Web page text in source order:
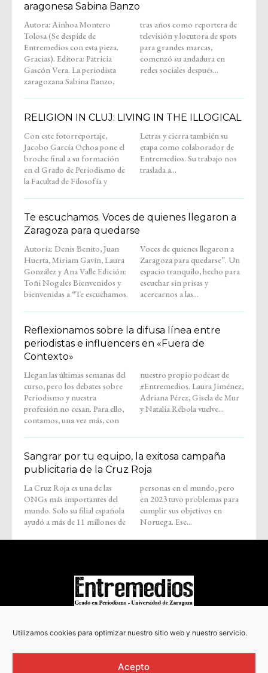
Utilizamos cookies para optimizar nuestro sitio web y nuestro servicio.
Acepto
aragonesa Sabina Banzo
Autora: Ainhoa Montero
Tolosa (Se despide de
Entremedios con esta pieza.
Gracias). Editora: Patricia
Gascón Vera. La periodista
zaragozana Sabina Banzo,
tras años como reportera de
televisión y locutora de spots
para grandes marcas,
comenzó su andadura en
redes sociales después...
RELIGION IN CLUJ: LIVING IN THE ILLOGICAL
Con este fotorreportaje,
Jacobo García Ochoa pone el
broche final a su formación
en el Grado de Periodismo de
la Facultad de Filosofía y
Letras y cierra también su
etapa como colaborador de
Entremedios. Su trabajo nos
traslada a...
Te escuchamos. Voces de quienes llegaron a
Zaragoza para quedarse
Autoría: Denis Benito, Juan
Huerta, Miriam Gavín, Laura
González y Ana Valle Edición:
Toñi Nogales Bienvenidos y
bienvenidas a “Te escuchamos.
Voces de quienes llegaron a
Zaragoza para quedarse”. Un
espacio tranquilo, hecho para
escuchar sin prisas y
acercarnos a las...
Reflexionamos sobre la difusa línea entre
periodistas e influencers en «Fuera de
Contexto»
Llegan las últimas semanas del
curso, pero los debates sobre
Periodismo y nuestra
profesión no cesan. Para ello,
contamos, una vez más, con
nuestro propio podcast de
#Entremedios. Laura Jiménez,
Adriana Pérez, Gisela de Mur
y Natalia Rébola vuelve...
Sangrar por tu equipo, la exitosa campaña
publicitaria de la Cruz Roja
La Cruz Roja es una de las
ONGs más importantes del
mundo. Solo su filial española
ayudó a más de 11 millones de
personas en el mundo, pero
en 2023 tuvo problemas para
cumplir sus objetivos en
Noruega. Ese...